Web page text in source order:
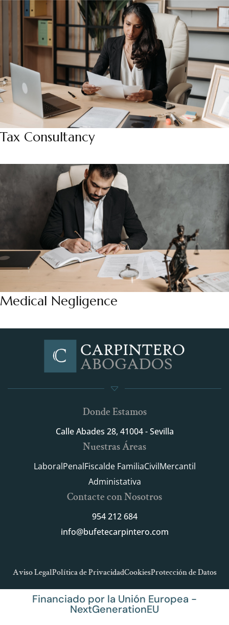
Tax Consultancy
Medical Negligence
Donde Estamos
Calle Abades 28, 41004 - Sevilla
Nuestras Áreas
LaboralPenalFiscalde FamiliaCivilMercantil
Administativa
Contacte con Nosotros
954 212 684
info@bufetecarpintero.com
Aviso LegalPolítica de PrivacidadCookiesProtección de Datos
Financiado por la Unión Europea -
NextGenerationEU